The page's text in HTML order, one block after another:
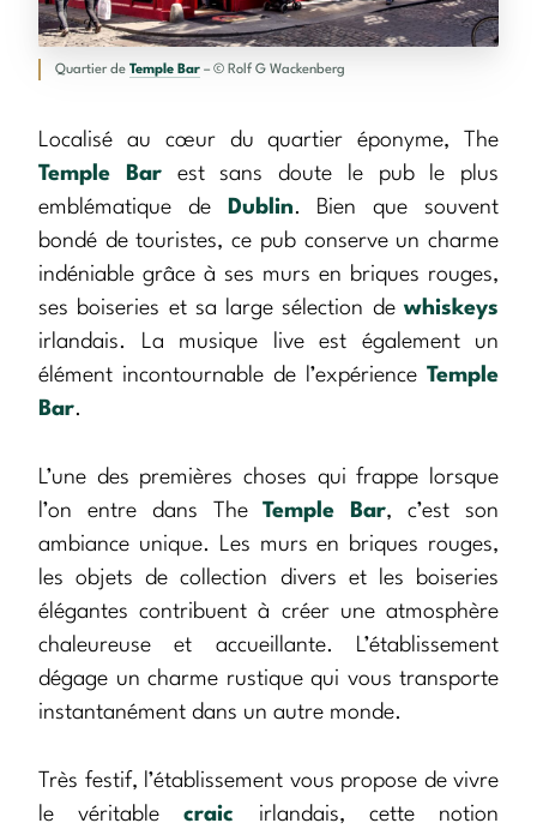
Quartier de Temple Bar – © Rolf G Wackenberg
Localisé au cœur du quartier éponyme, The
Temple Barest sans doute le pub le plus
emblématique de
Dublin. Bien que souvent
bondé de touristes, ce pub conserve un charme
indéniable grâce à ses murs en briques rouges,
ses boiseries et sa large sélection de whiskeys
irlandais. La musique live est également un
élément incontournable de l’expérience Temple
Bar.
L’une des premières choses qui frappe lorsque
l’on entre dans TheTemple Bar, c’est son
ambiance unique. Les murs en briques rouges,
les objets de collection divers et les boiseries
élégantes contribuent à créer une atmosphère
chaleureuse et accueillante. L’établissement
dégage un charme rustique qui vous transporte
instantanément dans un autre monde.
Très festif, l’établissement vous propose de vivre
le véritablecraic irlandais, cette notion